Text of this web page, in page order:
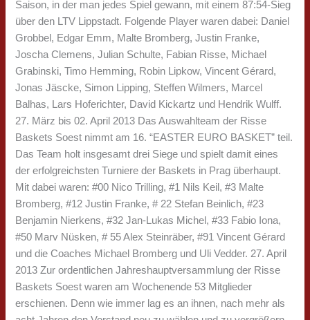
Saison, in der man jedes Spiel gewann, mit einem 87:54-Sieg
über den LTV Lippstadt. Folgende Player waren dabei: Daniel
Grobbel, Edgar Emm, Malte Bromberg, Justin Franke,
Joscha Clemens, Julian Schulte, Fabian Risse, Michael
Grabinski, Timo Hemming, Robin Lipkow, Vincent Gérard,
Jonas Jäscke, Simon Lipping, Steffen Wilmers, Marcel
Balhas, Lars Hoferichter, David Kickartz und Hendrik Wulff.
27. März bis 02. April 2013 Das Auswahlteam der Risse
Baskets Soest nimmt am 16. “EASTER EURO BASKET” teil.
Das Team holt insgesamt drei Siege und spielt damit eines
der erfolgreichsten Turniere der Baskets in Prag überhaupt.
Mit dabei waren: #00 Nico Trilling, #1 Nils Keil, #3 Malte
Bromberg, #12 Justin Franke, # 22 Stefan Beinlich, #23
Benjamin Nierkens, #32 Jan-Lukas Michel, #33 Fabio Iona,
#50 Marv Nüsken, # 55 Alex Steinräber, #91 Vincent Gérard
und die Coaches Michael Bromberg und Uli Vedder. 27. April
2013 Zur ordentlichen Jahreshauptversammlung der Risse
Baskets Soest waren am Wochenende 53 Mitglieder
erschienen. Denn wie immer lag es an ihnen, nach mehr als